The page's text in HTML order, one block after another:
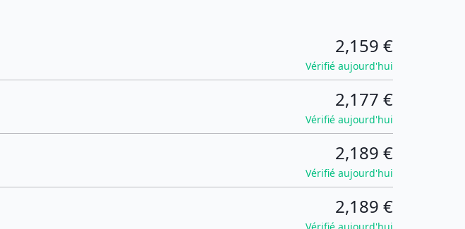
2,159 €
Vérifié aujourd'hui
2,177 €
Vérifié aujourd'hui
2,189 €
Vérifié aujourd'hui
2,189 €